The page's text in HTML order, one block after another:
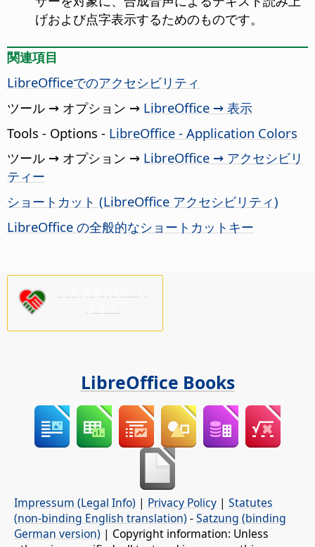
げおよび点字表示するためのものです。
関連項目
LibreOfficeでのアクセシビリティ
ツール → オプション → LibreOffice → 表示
Tools - Options - LibreOffice - Application Colors
ツール → オプション → LibreOffice → アクセシビリ
ティー
ショートカット (LibreOffice アクセシビリティ)
LibreOffice の全般的なショートカットキー
LibreOffice Books
Impressum (Legal Info) | Privacy Policy | Statutes
(non-binding English translation) -Satzung (binding
German version) | Copyright information: Unless